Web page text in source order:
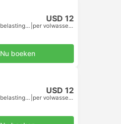
USD 12
Inclusief belastingen per volwassene
Nu boeken
USD 12
Inclusief belastingen per volwassene